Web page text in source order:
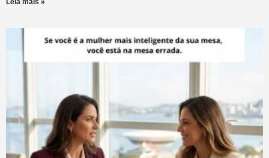
Leia mais »